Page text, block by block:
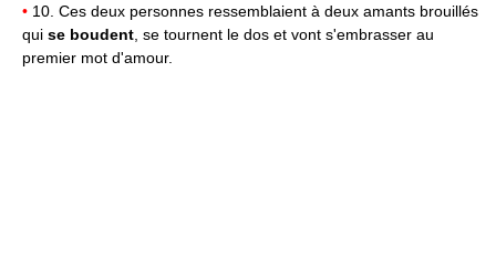
• 10. Ces deux personnes ressemblaient à deux amants brouillés
qui se boudent , se tournent le dos et vont s'embrasser au
premier mot d'amour.